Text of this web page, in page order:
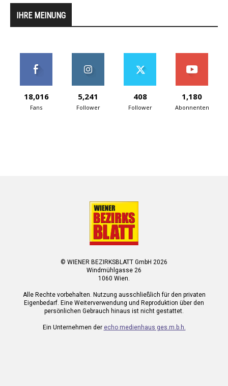
IHRE MEINUNG
18,016
Fans
5,241
Follower
408
Follower
1,180
Abonnenten
© WIENER BEZIRKSBLATT GmbH 2026
Windmühlgasse 26
1060 Wien.
Alle Rechte vorbehalten. Nutzung ausschließlich für den privaten
Eigenbedarf. Eine Weiterverwendung und Reproduktion über den
persönlichen Gebrauch hinaus ist nicht gestattet.
Ein Unternehmen der echo medienhaus ges.m.b.h.